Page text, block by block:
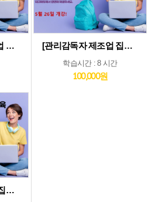
[관리감독자 서비스업 및 기타업 집체교육_5월29일] 기타업종 및 서비스업종 관리감독자 집체 교육...5월29일 개강 [관리감독자 제조업 집체교육_5월26일] 제조업종 관리감독자 집체 교육...5월26일 개강
학습시간 : 8 시간
100,000원
[관리감독자 제조업 집체교육_5월11일] 제조업종 관리감독자 집체 교육...5월11일 개강